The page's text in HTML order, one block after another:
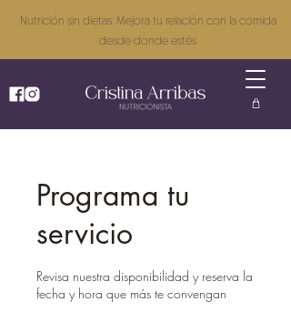
Nutrición sin dietas: Mejora tu relación con la comida
desde donde estés
Programa tu
servicio
Revisa nuestra disponibilidad y reserva la
fecha y hora que más te convengan